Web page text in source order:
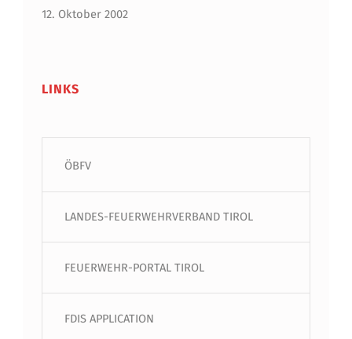
12. Oktober 2002
LINKS
ÖBFV
LANDES-FEUERWEHRVERBAND TIROL
FEUERWEHR-PORTAL TIROL
FDIS APPLICATION